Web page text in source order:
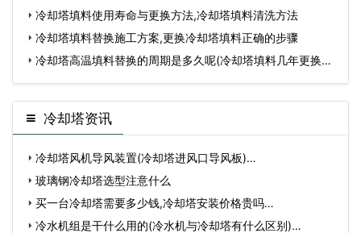
冷却塔填料使用寿命与更换方法,冷却塔填料清洗方法
冷却塔填料替换施工方案,更换冷却塔填料正确的步骤
冷却塔高温填料替换的周期是多久呢(冷却塔填料几年更换一
次
冷却塔资讯
冷却塔风机导风装置(冷却塔进风口导风板)…
玻璃钢冷却塔选型注意什么
买一台冷却塔需要多少钱,冷却塔安装价格贵吗…
冷水机组是干什么用的(冷水机与冷却塔有什么区别)…